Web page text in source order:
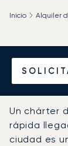
Inicio Alquiler
desde
Un chárter
rápida
ciudad es